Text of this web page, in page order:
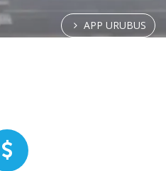
APP URUBUS